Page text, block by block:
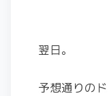
翌日。
予想通りのド